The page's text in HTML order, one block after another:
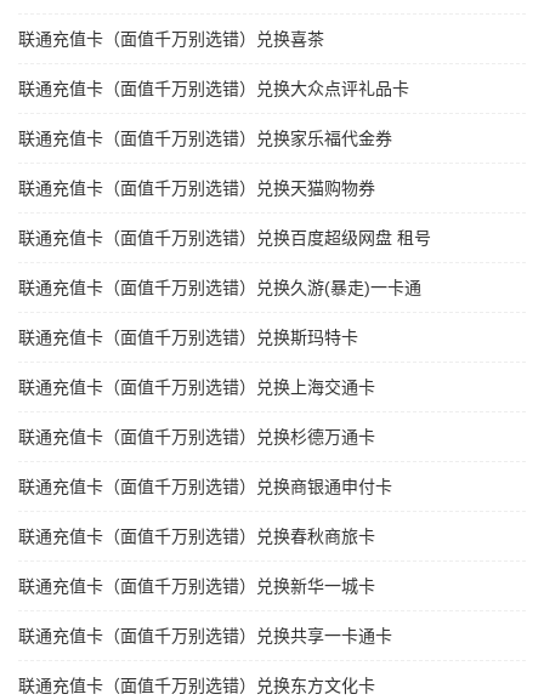
联通充值卡（面值千万别选错）兑换喜茶
联通充值卡（面值千万别选错）兑换大众点评礼品卡
联通充值卡（面值千万别选错）兑换家乐福代金券
联通充值卡（面值千万别选错）兑换天猫购物券
联通充值卡（面值千万别选错）兑换百度超级网盘 租号
联通充值卡（面值千万别选错）兑换久游(暴走)一卡通
联通充值卡（面值千万别选错）兑换斯玛特卡
联通充值卡（面值千万别选错）兑换上海交通卡
联通充值卡（面值千万别选错）兑换杉德万通卡
联通充值卡（面值千万别选错）兑换商银通申付卡
联通充值卡（面值千万别选错）兑换春秋商旅卡
联通充值卡（面值千万别选错）兑换新华一城卡
联通充值卡（面值千万别选错）兑换共享一卡通卡
联通充值卡（面值千万别选错）兑换东方文化卡